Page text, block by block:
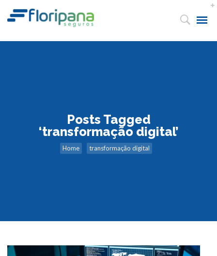
Posts Tagged
‘transformação digital’
Home transformação digital